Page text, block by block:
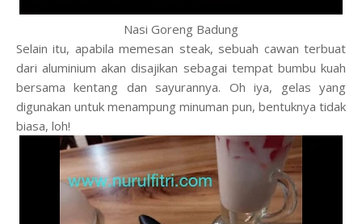
Nasi Goreng Badung
Selain itu, apabila memesan steak, sebuah cawan terbuat
dari aluminium akan disajikan sebagai tempat bumbu kuah
bersama kentang dan sayurannya. Oh iya, gelas yang
digunakan untuk menampung minuman pun, bentuknya tidak
biasa, loh!